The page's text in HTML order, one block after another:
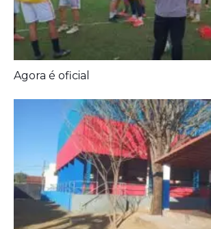
Prefeitura entrega melhorias em
Deixe seu Comentário:
Comments are closed.